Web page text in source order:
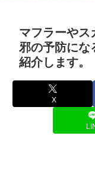
マフラーやス
邪の予防にな
紹介します。
X